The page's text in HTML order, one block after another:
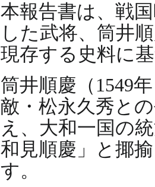
本報告書は、戦
した武将、筒井
現存する史料に
筒井順慶（1549
敵・松永久秀と
え、大和一国の
和見順慶」と揶
す。